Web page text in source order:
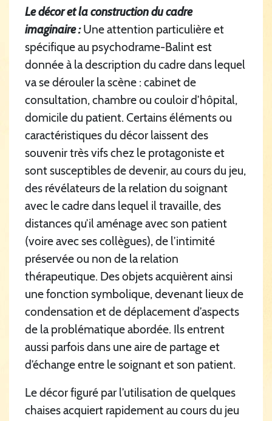
Le décor et la construction du cadre
imaginaire :Une attention particulière et
spécifique au psychodrame-Balint est
donnée à la description du cadre dans lequel
va se dérouler la scène : cabinet de
consultation, chambre ou couloir d’hôpital,
domicile du patient. Certains éléments ou
caractéristiques du décor laissent des
souvenir très vifs chez le protagoniste et
sont susceptibles de devenir, au cours du jeu,
des révélateurs de la relation du soignant
avec le cadre dans lequel il travaille, des
distances qu’il aménage avec son patient
(voire avec ses collègues), de l’intimité
préservée ou non de la relation
thérapeutique. Des objets acquièrent ainsi
une fonction symbolique, devenant lieux de
condensation et de déplacement d’aspects
de la problématique abordée. Ils entrent
aussi parfois dans une aire de partage et
d’échange entre le soignant et son patient.
Le décor figuré par l’utilisation de quelques
chaises acquiert rapidement au cours du jeu